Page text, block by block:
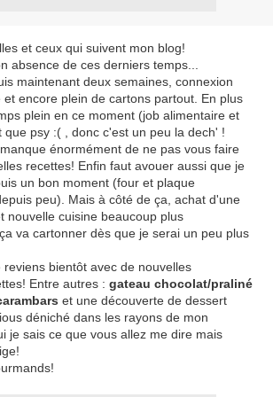
et ceux qui suivent mon blog!
absence de ces derniers temps...
maintenant deux semaines, connexion
et encore plein de cartons partout. En plus
plein en ce moment (job alimentaire et
que psy :( , donc c'est un peu la dech' !
énormément de ne pas vous faire
recettes! Enfin faut avouer aussi que je
un bon moment (four et plaque
peu). Mais à côté de ça, achat d'une
nouvelle cuisine beaucoup plus
va cartonner dès que je serai un peu plus
reviens bientôt avec de nouvelles
Entre autres : gateau chocolat/praliné
et une découverte de dessert
déniché dans les rayons de mon
je sais ce que vous allez me dire mais